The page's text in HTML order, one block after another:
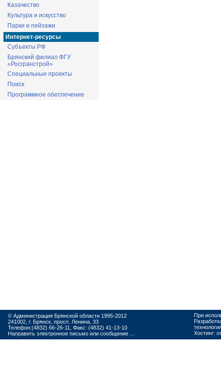
Казачество
Культура и искусство
Парки и пейзажи
Интернет-ресурсы
Субъекты РФ
Брянский филиал ФГУ
«Росгранстрой»
Специальные проекты
Поиск
Программное обеспечение
© Администрация Брянской области 1995-2012
241002, г. Брянск, просп. Ленина, 33
Телефон:(4832) 66-26-11, Факс: (4832) 41-13-10
Направить электронное письмо или сообщение ...
При
Хостинг: